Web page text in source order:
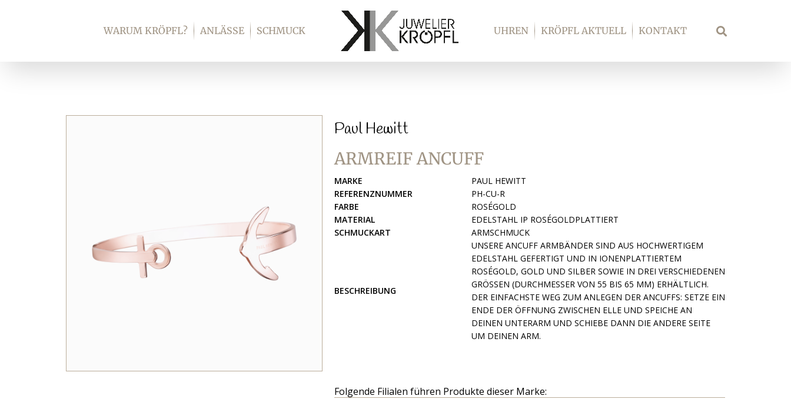
WARUM KRÖPFL? ANLÄSSE SCHMUCK UHREN KRÖPFL AKTUELL KONTAKT Suche
Paul Hewitt
ARMREIF ANCUFF
MARKE
PAUL HEWITT
REFERENZNUMMER
PH-CU-R
FARBE
ROSÉGOLD
MATERIAL
EDELSTAHL IP ROSÉGOLDPLATTIERT
SCHMUCKART
ARMSCHMUCK
BESCHREIBUNG
UNSERE ANCUFF ARMBÄNDER SIND AUS HOCHWERTIGEM
EDELSTAHL GEFERTIGT UND IN IONENPLATTIERTEM
ROSÉGOLD, GOLD UND SILBER SOWIE IN DREI VERSCHIEDENEN
GRÖSSEN (DURCHMESSER VON 55 BIS 65 MM) ERHÄLTLICH. D
ER EINFACHSTE WEG ZUM ANLEGEN DER ANCUFFS: SETZE EIN E
NDE DER ÖFFNUNG ZWISCHEN ELLE UND SPEICHE AN D
EINEN UNTERARM UND SCHIEBE DANN DIE ANDERE SEITE U
M DEINEN ARM.
Folgende Filialen führen Produkte dieser Marke: